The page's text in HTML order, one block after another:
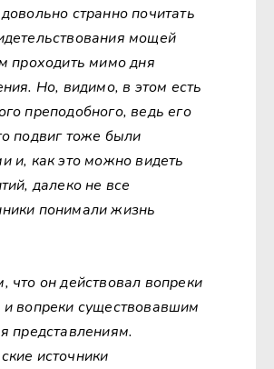
странно почитать
мощей
проходить мимо дня
Но, видимо, в этом есть
преподобного, ведь его
подвиг тоже были
и, как это можно видеть
далеко не все
понимали жизнь
что он действовал вопреки
и вопреки существовавшим
представлениям.
источники